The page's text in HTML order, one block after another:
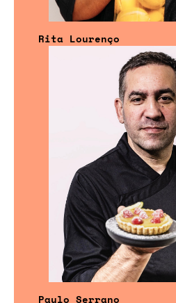
Rita Lourenço
Paulo Serrano